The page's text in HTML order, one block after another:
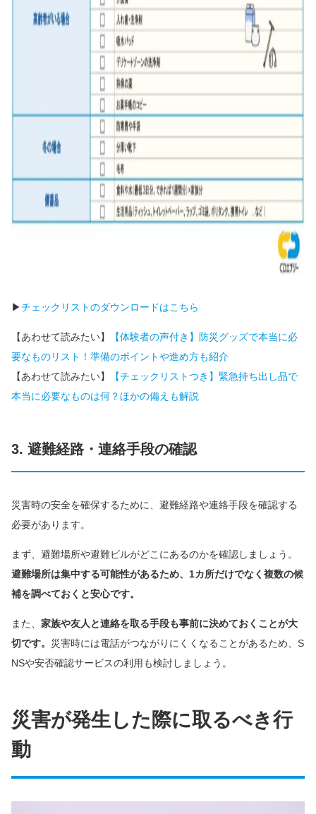
▶チェックリストのダウンロードはこちら
【あわせて読みたい】
【体験者の声付き】防災グッズで本当に必
要なものリスト！準備のポイントや進め方も紹介
【あわせて読みたい】
【チェックリストつき】緊急持ち出し品で
本当に必要なものは何？ほかの備えも解説
3. 避難経路・連絡手段の確認
災害時の安全を確保するために、避難経路や連絡手段を確認する
必要があります。
まず、避難場所や避難ビルがどこにあるのかを確認しましょう。
避難場所は集中する可能性があるため、1カ所だけでなく複数の候
補を調べておくと安心です。
また、 家族や友人と連絡を取る手段も事前に決めておくことが大
切です。 災害時には電話がつながりにくくなることがあるため、S
NSや安否確認サービスの利用も検討しましょう。
災害が発生した際に取るべき行
動